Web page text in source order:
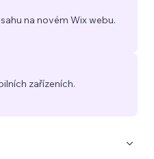
na novém Wix webu.
zařízeních.